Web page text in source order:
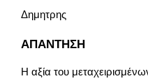
Δημητρης
ΑΠΑΝΤΗΣΗ
Η αξία του